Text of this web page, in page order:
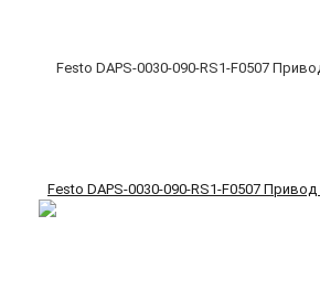
Festo DAPS-0030-090-RS1-F0507